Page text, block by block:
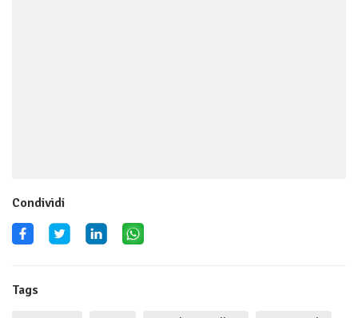
Condividi
Tags